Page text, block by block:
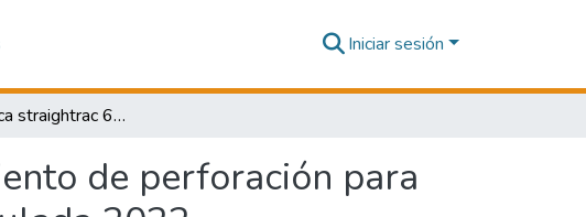
Iniciar sesión
Uso de broca straightrac 64 mm en el rendimiento de perforación para taladros largos en la Unidad Operativa Inmaculada 2022
de perforación para